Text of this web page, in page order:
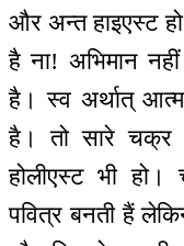
और अन्त हाइएस्ट
है ना! अभिमान
है। स्व अर्थात्
है। तो सारे चक्र
होलीएस्ट भी हो।
पवित्र बनती हैं